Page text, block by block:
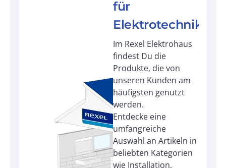
für
Elektrotechnik
Im Rexel Elektrohaus
findest Du die
Produkte, die von
unseren Kunden am
häufigsten genutzt
werden.
Entdecke eine
umfangreiche
Auswahl an Artikeln in
beliebten Kategorien
wie Installation,